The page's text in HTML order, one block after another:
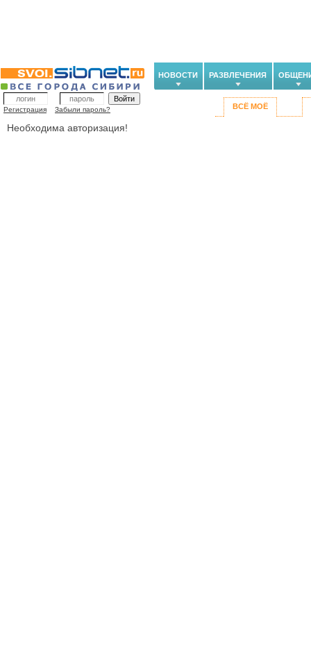
НОВОСТИ РАЗВЛЕЧЕНИЯ
Регистрация Забыли пароль? ВСЁ МОЁ
Необходима авторизация!